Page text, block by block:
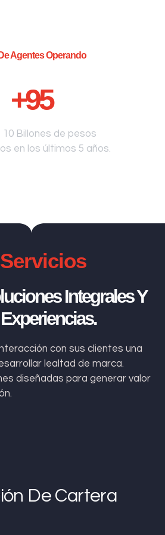
Agentes Operando
+95
10 Billones de pesos
en los últimos 5 años.
Integrales Y
con sus clientes una
lealtad de marca.
diseñadas para generar valor
De Cartera